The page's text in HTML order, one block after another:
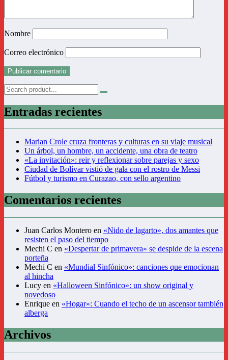
Nombre
Correo electrónico
Entradas recientes
Marian Crole cruza fronteras y culturas en su viaje musical
Un árbol, un hombre, un accidente, una obra de teatro
«La invitación»: reir y reflexionar sobre parejas y sexo
Ciudad de Bolívar vistió de gala con el rostro de Messi
Fútbol y turismo en Curazao, con sello argentino
Comentarios recientes
Juan Carlos Montero en «Nido de lagarto», dos amantes que
resisten el paso del tiempo
Mechi C en «Despertar de primavera» se despide de la escena
porteña
Mechi C en «Mundial Sinfónico»: canciones que emocionan
al hincha
Lucy en «Halloween Sinfónico»: un show original y
novedoso
Enrique en «Hogar»: Cuando el techo de un ascensor también
alberga
Archivos